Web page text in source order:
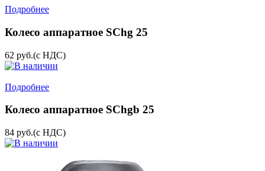
Подробнее
Колесо аппаратное SChg 25
62 руб.(с НДС)
Подробнее
Колесо аппаратное SChgb 25
84 руб.(с НДС)